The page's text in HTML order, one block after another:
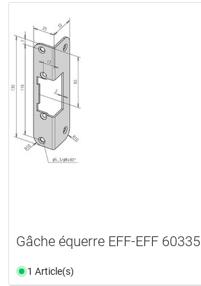
Gâche équerre EFF-EFF 60335
1 Article(s)